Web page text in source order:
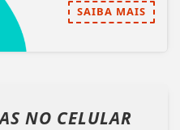
SAIBA MAIS
NO CELULAR